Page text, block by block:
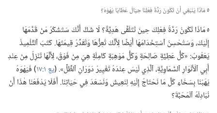
٥مَاذَا يَنْبَغِي أَنْ تَكُونَ رَدَّةُ فِعْلِنَا حِيَالَ عَطَايَا يَهْوَهَ؟‏
٥مَاذَا تَكُونُ رَدَّةُ فِعْلِكَ حِينَ تَتَلَقَّى هَدِيَّةً؟‏ لَا شَكَّ أَنَّكَ سَتَشْكُرُ مَنْ قَدَّمَهَا
إِلَيْكَ،‏ وَسَتُحْسِنُ ٱسْتِخْدَامَهَا أَيْضًا لِأَنَّكَ تُعِزُّهَا وَتُقَدِّرُ قِيمَتَهَا.‏ كَتَبَ ٱلتِّلْمِيذُ
يَعْقُوبُ:‏ «كُلُّ عَطِيَّةٍ صَالِحَةٍ وَكُلُّ مَوْهِبَةٍ كَامِلَةٍ هِيَ مِنْ فَوْقُ،‏ لِأَنَّهَا تَنْزِلُ مِنْ عِنْدِ
أَبِي ٱلْأَنْوَارِ ٱلسَّمَاوِيَّةِ،‏ ٱلَّذِي لَيْسَ عِنْدَهُ تَغْيِيرُ دَوَرَانِ ٱلظِّلِّ».‏ (‏يع ١:‏١٧
‏)‏ فَيَهْوَهُ
يَهَبُنَا بِسَخَاءٍ كُلَّ مَا نَحْتَاجُ إِلَيْهِ لِنَعِيشَ وَنَسْعَدَ فِي حَيَاتِنَا.‏ أَفَلَا يَدْفَعُنَا هٰذَا أَنْ
نُبَادِلَهُ ٱلْمَحَبَّةَ؟‏